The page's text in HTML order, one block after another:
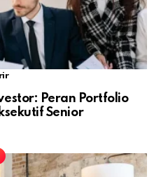
Peran Portfolio
Senior